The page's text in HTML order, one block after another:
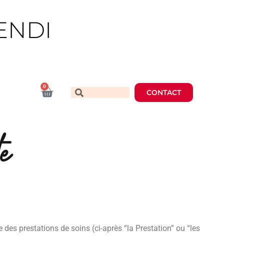
0
CONTACT
prestations de soins (ci-après “la Prestation” ou “les